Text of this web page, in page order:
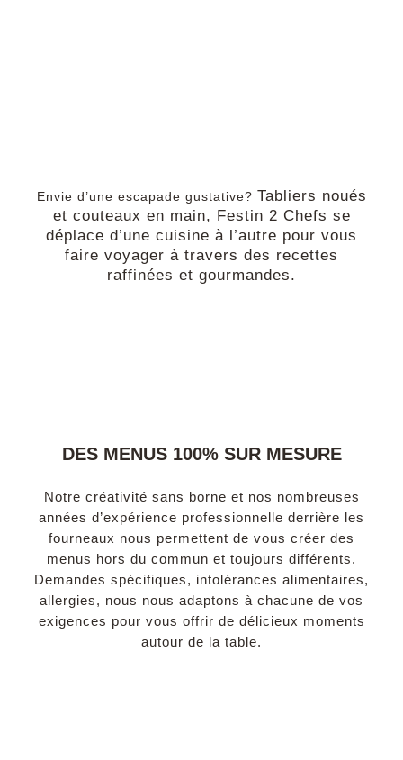
Envie d’une escapade gustative? Tabliers noués
et couteaux en main, Festin 2 Chefs se
déplace d’une cuisine à l’autre pour vous
faire voyager à travers des recettes
raffinées et gourmandes.
DES MENUS 100% SUR MESURE
Notre créativité sans borne et nos nombreuses
années d’expérience professionnelle derrière les
fourneaux nous permettent de vous créer des
menus hors du commun et toujours différents.
Demandes spécifiques, intolérances alimentaires,
allergies, nous nous adaptons à chacune de vos
exigences pour vous offrir de délicieux moments
autour de la table.